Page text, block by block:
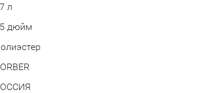
л
дюйм